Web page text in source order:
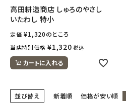
高田耕造商店 しゅろのやさし
いたわし 特小
定価 ¥1,320のところ
当店特別価格 ¥1,320 税込
カートに入れる
並び替え 新着順 価格が安い順